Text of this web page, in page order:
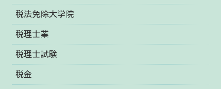
税法免除大学院
税理士業
税理士試験
税金